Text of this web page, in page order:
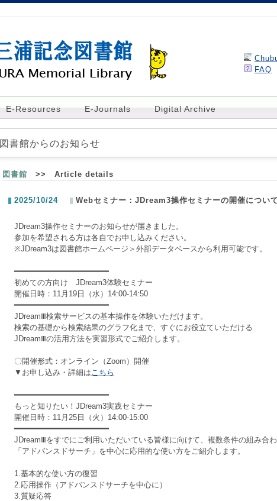
FAQ
E-Resources E-Journals Digital Archive
図書館からのお知らせ
図書館 >> Article details
2025/10/24 Webセミナー：JDream3操作セミナーの開催について
JDream3操作セミナーのお知らせが届きました。
参加を希望される方は各自でお申し込みください。
※JDream3は図書館ホームページ＞外部データベースから利用可能です。
━━━━━━━━━━━━━━━━━━━━
初めての方向け JDream3体験セミナー
開催日時：11月19日（水）14:00-14:50
━━━━━━━━━━━━━━━━━━━━
JDreamⅢ検索サービスの基本操作を体験いただけます。
検索の基礎から検索結果のグラフ化まで、すぐにお役立ていただける
JDreamⅢの活用方法を実習形式でご紹介します。
〇開催形式：オンライン（Zoom）開催
▼お申し込み・詳細はこちら
━━━━━━━━━━━━━━━━━━━━
もっと知りたい！JDream3実践セミナー
開催日時：11月25日（火）14:00-15:00
━━━━━━━━━━━━━━━━━━━━
JDreamⅢをすでにご利用いただいている皆様に向けて、複数条件の組み合
「アドバンスドサーチ」を中心に応用的な使い方をご紹介します。
1.基本的な使い方の復習
2.応用操作（アドバンスドサーチを中心に）
3.質疑応答